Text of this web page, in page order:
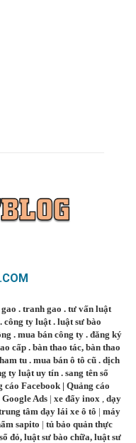
. tranh gao . tư vấn luật
. công ty luật . luật sư bào
. mua bán công ty. đăng ký
cấp . bàn thao tác, bàn thao
tu. mua bán ô tô cũ. dịch
ty luật uy tín. sang tên sổ
cáo Facebook| Quảng cáo
Ads | xe đẩy inox
dạy
tâm dạy lái xe ô tô | máy
sapito | tủ bảo quản thực
đỏ, luật sư bào chữa, luật sư